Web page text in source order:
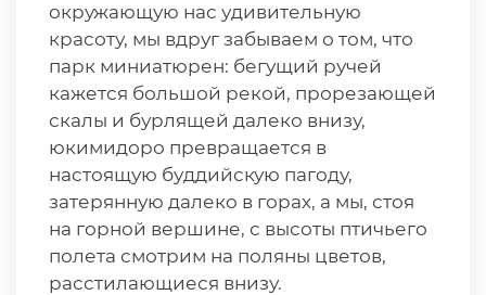
окружающую нас удивительную
красоту, мы вдруг забываем о том, что
парк миниатюрен: бегущий ручей
кажется большой рекой, прорезающей
скалы и бурлящей далеко внизу,
юкимидоро превращается в
настоящую буддийскую пагоду,
затерянную далеко в горах, а мы, стоя
на горной вершине, с высоты птичьего
полета смотрим на поляны цветов,
расстилающиеся внизу.